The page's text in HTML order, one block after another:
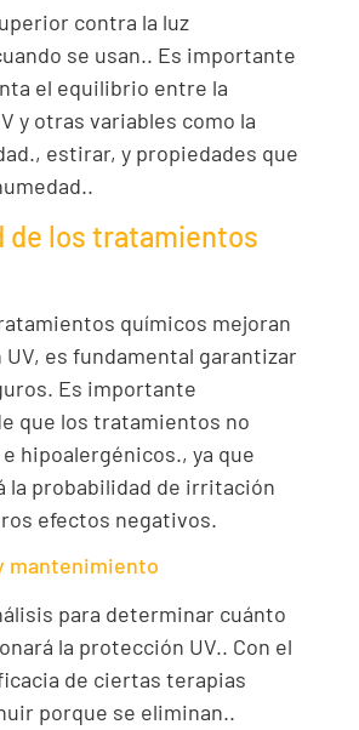
contra la luz
se usan.. Es importante
el equilibrio entre la
y otras variables como la
estirar, y propiedades que
de los tratamientos
químicos mejoran
es fundamental garantizar
Es importante
que los tratamientos no
hipoalergénicos., ya que
la probabilidad de irritación
efectos negativos.
mantenimiento
para determinar cuánto
la protección UV.. Con el
de ciertas terapias
porque se eliminan..